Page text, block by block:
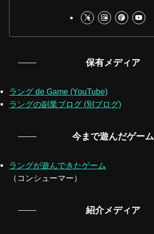
保有メディア
ラング de Game (YouTube)
ラングの副業ブログ (別ブログ)
今まで遊んだゲーム
ラングが遊んできたゲーム
（コンシューマー）
紹介メディア